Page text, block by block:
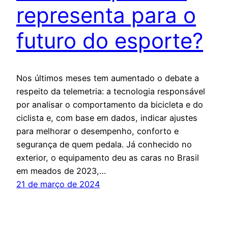
representa para o
futuro do esporte?
Nos últimos meses tem aumentado o debate a
respeito da telemetria: a tecnologia responsável
por analisar o comportamento da bicicleta e do
ciclista e, com base em dados, indicar ajustes
para melhorar o desempenho, conforto e
segurança de quem pedala. Já conhecido no
exterior, o equipamento deu as caras no Brasil
em meados de 2023,…
21 de março de 2024